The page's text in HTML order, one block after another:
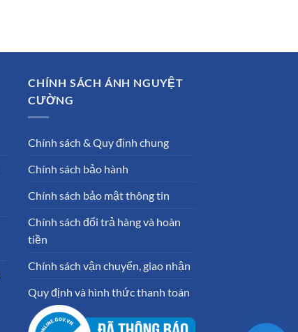
CHÍNH SÁCH ÁNH NGUYỆT
CƯỜNG
Chính sách & Quy định chung
Chính sách bảo hành
Chính sách bảo mật thông tin
Chính sách đổi trả hàng và hoàn
tiền
Chính sách vận chuyển, giao nhận
Quy định và hình thức thanh toán